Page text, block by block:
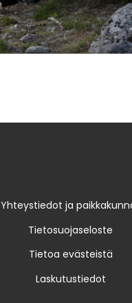
Yhteystiedot ja
Tietosuojaseloste
Tietoa evästeistä
Laskutustiedot